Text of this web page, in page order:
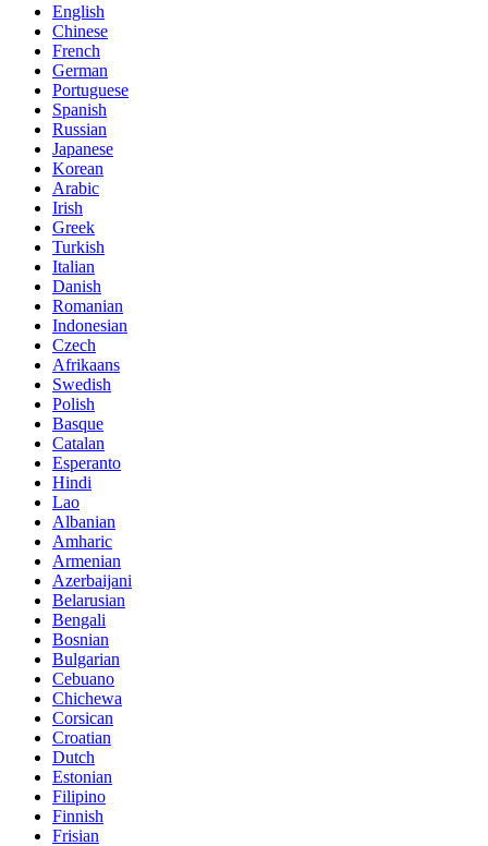
English
Chinese
French
German
Portuguese
Spanish
Russian
Japanese
Korean
Arabic
Irish
Greek
Turkish
Italian
Danish
Romanian
Indonesian
Czech
Afrikaans
Swedish
Polish
Basque
Catalan
Esperanto
Hindi
Lao
Albanian
Amharic
Armenian
Azerbaijani
Belarusian
Bengali
Bosnian
Bulgarian
Cebuano
Chichewa
Corsican
Croatian
Dutch
Estonian
Filipino
Finnish
Frisian